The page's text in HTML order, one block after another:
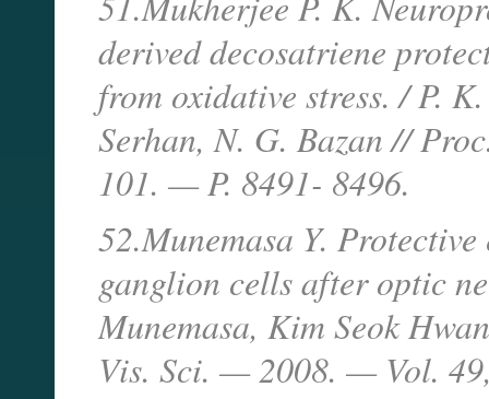
derived decosatriene
from oxidative stress. / P.
Serhan, N. G. Bazan //
101. — P. 8491- 8496.
52.Munemasa Y.
ganglion cells after optic
Munemasa, Kim Seok
Vis. Sci. — 2008. — Vol.